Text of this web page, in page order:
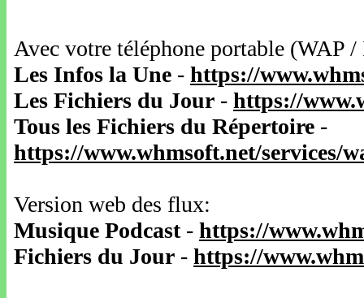
Avec votre téléphone portable
Les Infos la Une - https://
Les Fichiers du Jour - https://
Tous les Fichiers du Répertoire -
https://www.whmsoft.net/services/
Version web des flux:
Musique Podcast- https://
Fichiers du Jour - https://